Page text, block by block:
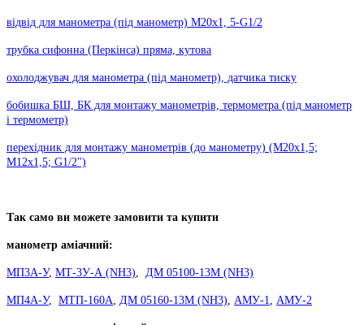
відвід для манометра (під манометр) М20х1, 5-G1/2
трубка сифонна (Перкінса) пряма, кутова
охолоджувач для манометра (під манометр), датчика тиску
бобишка БШ, БК для монтажу манометрів, термометра (під манометр
і термометр)
перехідник для монтажу манометрів (до манометру) (М20х1,5;
М12х1,5; G1/2")
Так само ви можете замовити та купити
манометр аміачний:
МП3А-У, МТ-3У-А (NH3) ДМ 05100-13М (NH3)
МП4А-У, МТП-160А ДМ 05160-13М (NH3) АМУ-1 АМУ-2